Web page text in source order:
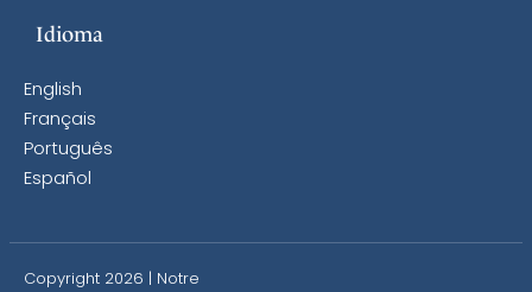
Idioma
English
Français
Português
Español
Copyright 2026 | Notre